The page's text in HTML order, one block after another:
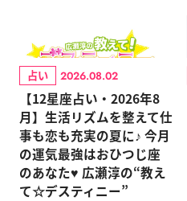
占い 2026.08.02
【12星座占い・2026年8
月】生活リズムを整えて仕
事も恋も充実の夏に♪ 今月
の運気最強はおひつじ座
のあなた♥ 広瀬淳の“教え
て☆デスティニー”